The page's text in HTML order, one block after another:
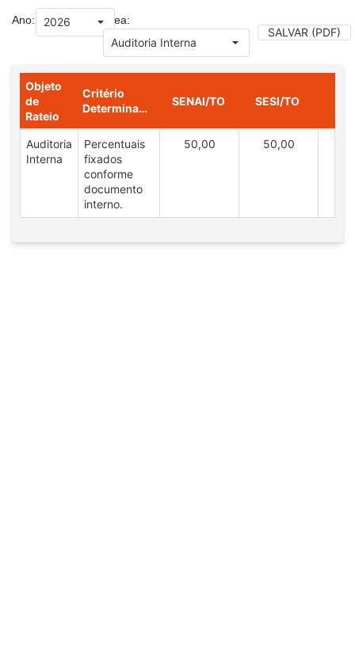
Ano: Área:
SALVAR (PDF)
Grade de dados com 1 linhas e 6 colunas
Objeto
de
Rateio
Critério
Determinante
SENAI/TO SESI/TO
Auditoria
Interna
Percentuais
fixados
conforme
documento
interno.
50,00 50,00